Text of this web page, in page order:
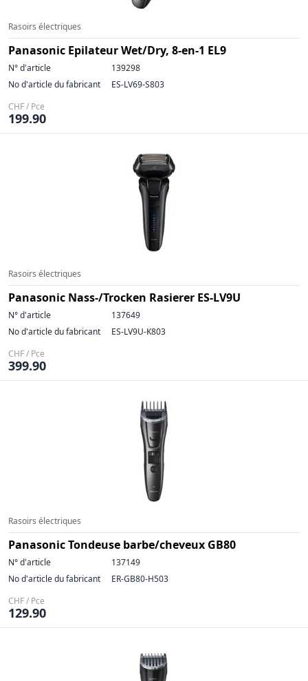
Rasoirs électriques
Panasonic Epilateur Wet/Dry, 8-en-1 EL9
N° d'article
139298
No d'article du fabricant
ES-LV69-S803
CHF / Pce
199.90
Rasoirs électriques
Panasonic Nass-/Trocken Rasierer ES-LV9U
N° d'article
137649
No d'article du fabricant
ES-LV9U-K803
CHF / Pce
399.90
Rasoirs électriques
Panasonic Tondeuse barbe/cheveux GB80
N° d'article
137149
No d'article du fabricant
ER-GB80-H503
CHF / Pce
129.90